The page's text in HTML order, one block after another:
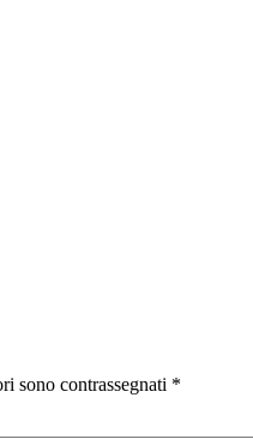
sono contrassegnati *